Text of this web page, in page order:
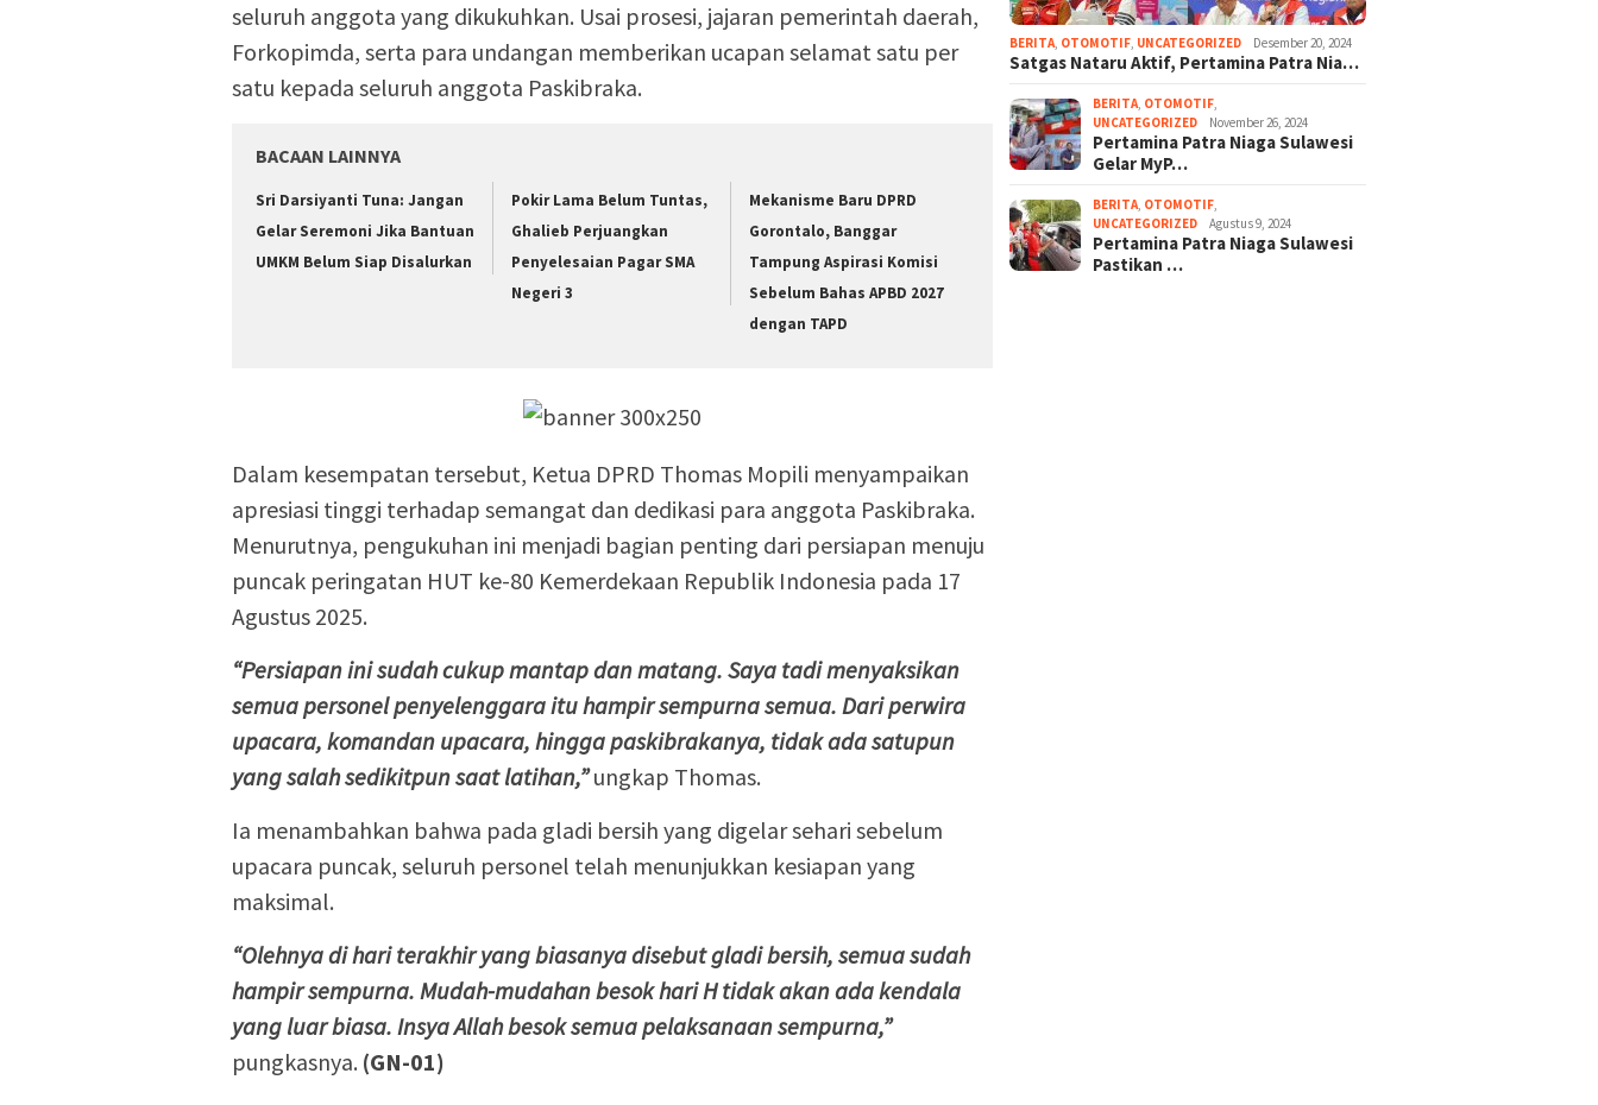
seluruh anggota yang dikukuhkan. Usai prosesi, jajaran pemerintah daerah,
Forkopimda, serta para undangan memberikan ucapan selamat satu per
satu kepada seluruh anggota Paskibraka.
BACAAN LAINNYA
Sri Darsiyanti Tuna: Jangan
Gelar Seremoni Jika Bantuan
UMKM Belum Siap Disalurkan
Pokir Lama Belum Tuntas,
Ghalieb Perjuangkan
Penyelesaian Pagar SMA
Negeri 3
Mekanisme Baru DPRD
Gorontalo, Banggar
Tampung Aspirasi Komisi
Sebelum Bahas APBD 2027
dengan TAPD
Dalam kesempatan tersebut, Ketua DPRD Thomas Mopili menyampaikan
apresiasi tinggi terhadap semangat dan dedikasi para anggota Paskibraka.
Menurutnya, pengukuhan ini menjadi bagian penting dari persiapan menuju
puncak peringatan HUT ke-80 Kemerdekaan Republik Indonesia pada 17
Agustus 2025.
“Persiapan ini sudah cukup mantap dan matang. Saya tadi menyaksikan
semua personel penyelenggara itu hampir sempurna semua. Dari perwira
upacara, komandan upacara, hingga paskibrakanya, tidak ada satupun
yang salah sedikitpun saat latihan,”ungkap Thomas.
Ia menambahkan bahwa pada gladi bersih yang digelar sehari sebelum
upacara puncak, seluruh personel telah menunjukkan kesiapan yang
maksimal.
“Olehnya di hari terakhir yang biasanya disebut gladi bersih, semua sudah
hampir sempurna. Mudah-mudahan besok hari H tidak akan ada kendala
yang luar biasa. Insya Allah besok semua pelaksanaan sempurna,”
pungkasnya. (GN-01)
BERITA OTOMOTIF UNCATEGORIZED Desember 20, 2024
Satgas Nataru Aktif, Pertamina Patra Nia…
BERITA OTOMOTIF
UNCATEGORIZED
November 26, 2024
Pertamina Patra Niaga Sulawesi
Gelar MyP…
BERITA OTOMOTIF
UNCATEGORIZED
Agustus 9, 2024
Pertamina Patra Niaga Sulawesi
Pastikan …